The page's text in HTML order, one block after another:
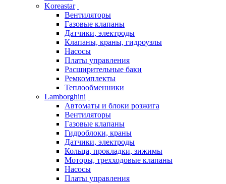
Koreastar
Вентиляторы
Газовые клапаны
Датчики, электроды
Клапаны, краны, гидроузлы
Насосы
Платы управления
Расширительные баки
Ремкомплекты
Теплообменники
Lamborghini
Автоматы и блоки розжига
Вентиляторы
Газовые клапаны
Гидроблоки, краны
Датчики, электроды
Кольца, прокладки, зижимы
Моторы, трехходовые клапаны
Насосы
Платы управления